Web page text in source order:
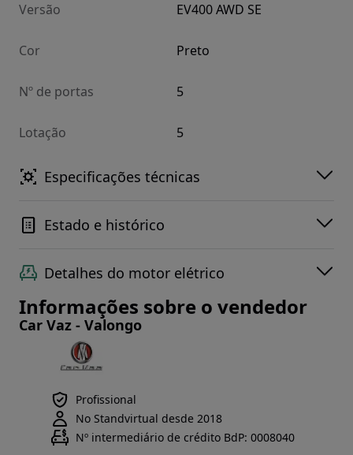
Versão EV400 AWD SE
Cor Preto
Nº de portas 5
Lotação 5
Especificações técnicas
Estado e histórico
Detalhes do motor elétrico
Informações sobre o vendedor
Car Vaz - Valongo
Profissional
No Standvirtual desde 2018
Nº intermediário de crédito BdP: 0008040